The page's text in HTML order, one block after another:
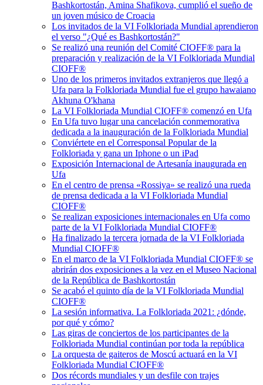
Bashkortostán, Amina Shafikova, cumplió el sueño de
un joven músico de Croacia
Los invitados de la VI Folkloriada Mundial aprendieron
el verso "¿Qué es Bashkortostán?"
Se realizó una reunión del Comité CIOFF® para la
preparación y realización de la VI Folkloriada Mundial
CIOFF®
Uno de los primeros invitados extranjeros que llegó a
Ufa para la Folkloriada Mundial fue el grupo hawaiano
Akhuna O'khana
La VI Folkloriada Mundial CIOFF®️ comenzó en Ufa
En Ufa tuvo lugar una cancelación conmemorativa
dedicada a la inauguración de la Folkloriada Mundial
Conviértete en el Corresponsal Popular de la
Folkloriada y gana un Iphone o un iPad
Exposición Internacional de Artesanía inaugurada en
Ufa
En el centro de prensa «Rossiya» se realizó una rueda
de prensa dedicada a la VI Folkloriada Mundial
CIOFF®️
Se realizan exposiciones internacionales en Ufa como
parte de la VI Folkloriada Mundial CIOFF®️
Ha finalizado la tercera jornada de la VI Folkloriada
Mundial CIOFF®️
En el marco de la VI Folkloriada Mundial CIOFF®️ se
abrirán dos exposiciones a la vez en el Museo Nacional
de la República de Bashkortostán
Se acabó el quinto día de la VI Folkloriada Mundial
CIOFF®️
La sesión informativa. La Folkloriada 2021: ¿dónde,
por qué y cómo?
Las giras de conciertos de los participantes de la
Folkloriada Mundial continúan por toda la república
La orquesta de gaiteros de Moscú actuará en la VI
Folkloriada Mundial CIOFF®️
Dos récords mundiales y un desfile con trajes